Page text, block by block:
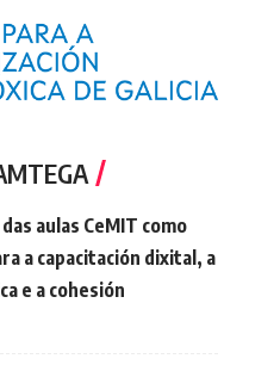
aulas CeMIT como
a capacitación dixital, a
e a cohesión